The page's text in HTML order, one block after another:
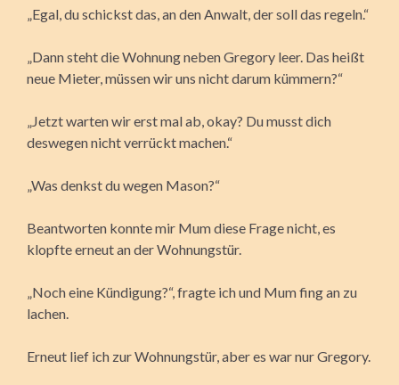
„Egal, du schickst das, an den Anwalt, der soll das regeln.“
„Dann steht die Wohnung neben Gregory leer. Das heißt
neue Mieter, müssen wir uns nicht darum kümmern?“
„Jetzt warten wir erst mal ab, okay? Du musst dich
deswegen nicht verrückt machen.“
„Was denkst du wegen Mason?“
Beantworten konnte mir Mum diese Frage nicht, es
klopfte erneut an der Wohnungstür.
„Noch eine Kündigung?“, fragte ich und Mum fing an zu
lachen.
Erneut lief ich zur Wohnungstür, aber es war nur Gregory.